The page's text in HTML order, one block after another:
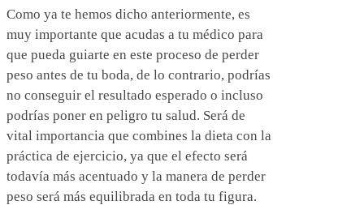
Como ya te hemos dicho anteriormente, es
muy importante que acudas a tu médico para
que pueda guiarte en este proceso de perder
peso antes de tu boda, de lo contrario, podrías
no conseguir el resultado esperado o incluso
podrías poner en peligro tu salud. Será de
vital importancia que combines la dieta con la
práctica de ejercicio, ya que el efecto será
todavía más acentuado y la manera de perder
peso será más equilibrada en toda tu figura.